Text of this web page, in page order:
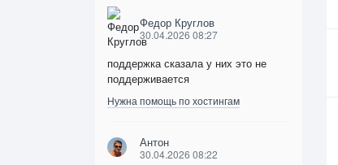
Федор Круглов
30.04.2026 08:27
поддержка сказала у них это не
поддерживается
Нужна помощь по хостингам
Антон
30.04.2026 08:22